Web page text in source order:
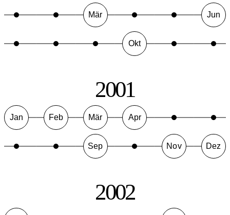
Mär Jun
Okt
2001
Jan Feb Mär Apr
Sep Nov Dez
2002